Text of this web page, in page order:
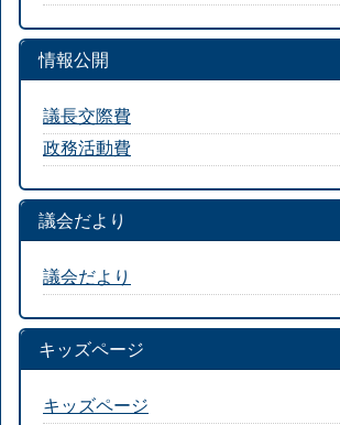
情報公開
議長交際費
政務活動費
議会だより
議会だより
キッズページ
キッズページ